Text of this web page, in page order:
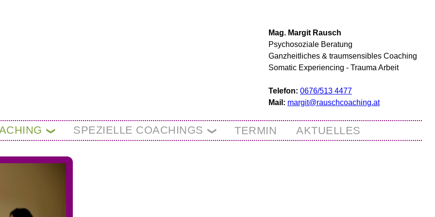
Mag. Margit Rausch
Psychosoziale Beratung
Ganzheitliches & traumsensibles Coaching
Somatic Experiencing - Trauma Arbeit
Telefon: 0676/513 4477
Mail: margit@rauschcoaching.at
SPEZIELLE COACHINGS TERMIN AKTUELLES